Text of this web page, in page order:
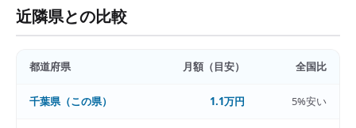
近隣県との比較
都道府県 月額（目安） 全国比
千葉県（この県） 1.1万円 5%安い